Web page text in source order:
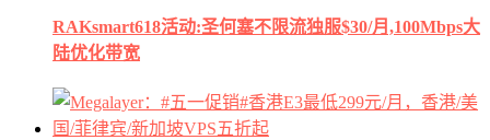
RAKsmart618活动:圣何塞不限流独服$30/月,100Mbps大
陆优化带宽